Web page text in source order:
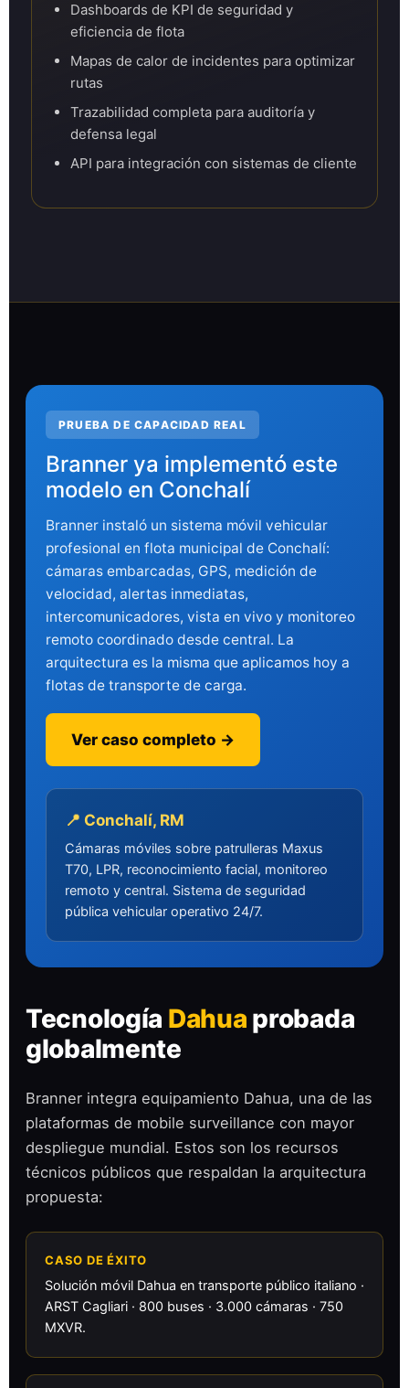
Dashboards de KPI de seguridad y
eficiencia de flota
Mapas de calor de incidentes para optimizar
rutas
Trazabilidad completa para auditoría y
defensa legal
API para integración con sistemas de cliente
PRUEBA DE CAPACIDAD REAL
Branner ya implementó este
modelo en Conchalí
Branner instaló un sistema móvil vehicular
profesional en flota municipal de Conchalí:
cámaras embarcadas, GPS, medición de
velocidad, alertas inmediatas,
intercomunicadores, vista en vivo y monitoreo
remoto coordinado desde central. La
arquitectura es la misma que aplicamos hoy a
flotas de transporte de carga.
Ver caso completo →
📍 Conchalí, RM
Cámaras móviles sobre patrulleras Maxus
T70, LPR, reconocimiento facial, monitoreo
remoto y central. Sistema de seguridad
pública vehicular operativo 24/7.
Tecnología Dahua probada
globalmente
Branner integra equipamiento Dahua, una de las
plataformas de mobile surveillance con mayor
despliegue mundial. Estos son los recursos
técnicos públicos que respaldan la arquitectura
propuesta:
CASO DE ÉXITO
Solución móvil Dahua en transporte público italiano ·
ARST Cagliari · 800 buses · 3.000 cámaras · 750
MXVR.